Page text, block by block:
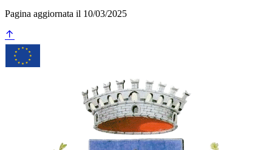
Pagina aggiornata il 10/03/2025